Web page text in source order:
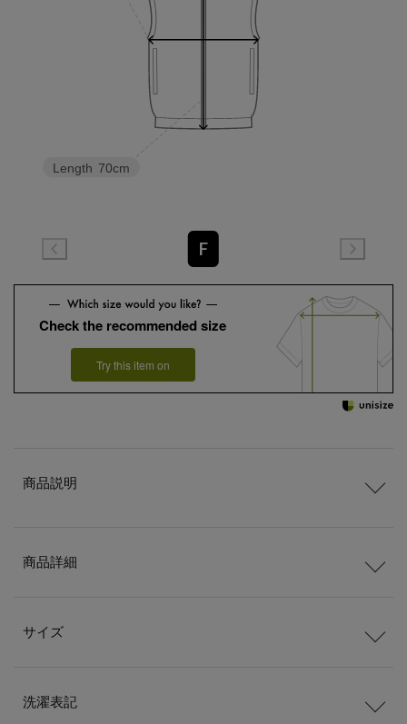
Length 70cm
F
Check the recommended size
Try this item on
商品説明
商品詳細
サイズ
洗濯表記